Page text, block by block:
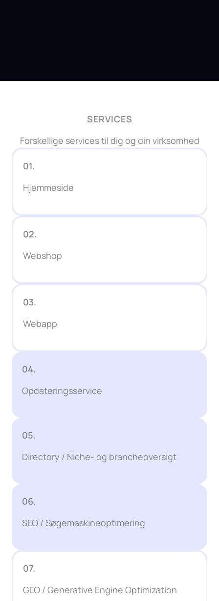
SERVICES
Forskellige services til dig og din virksomhed
01.
Hjemmeside
02.
Webshop
03.
Webapp
04.
Opdateringsservice
05.
Directory / Niche- og brancheoversigt
06.
SEO / Søgemaskineoptimering
07.
GEO / Generative Engine Optimization